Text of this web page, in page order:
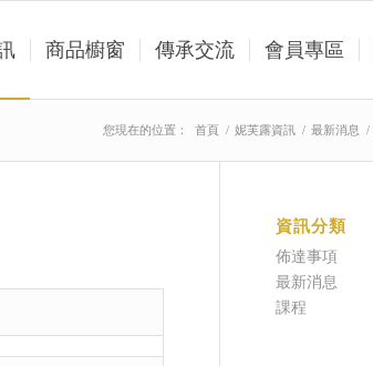
商品櫥窗 傳承交流 會員專區
您現在的位置： 首頁 / 妮芙露資訊 / 最新消息 /
資訊分類
佈達事項
最新消息
課程